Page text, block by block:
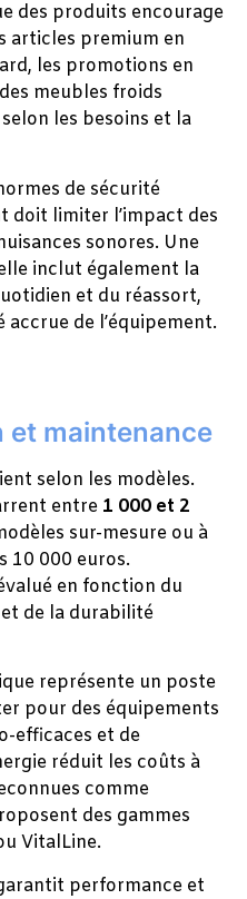
des produits encourage
articles premium en
les promotions en
meubles froids
les besoins et la
de sécurité
doit limiter l’impact des
sonores. Une
inclut également la
et du réassort,
de l’équipement.
et maintenance
selon les modèles.
entre 1 000 et 2
sur-mesure ou à
10 000 euros.
en fonction du
de la durabilité
représente un poste
pour des équipements
efficaces et de
réduit les coûts à
comme
des gammes
VitalLine.
performance et